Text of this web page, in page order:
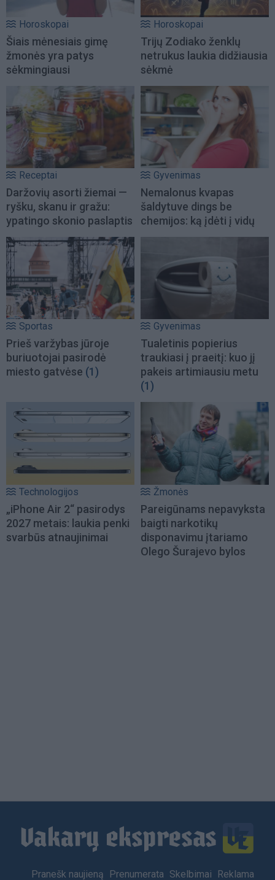
Horoskopai
Šiais mėnesiais gimę
žmonės yra patys
sėkmingiausi
Horoskopai
Trijų Zodiako ženklų
netrukus laukia didžiausia
sėkmė
Receptai
Daržovių asorti žiemai —
ryšku, skanu ir gražu:
ypatingo skonio paslaptis
Gyvenimas
Nemalonus kvapas
šaldytuve dings be
chemijos: ką įdėti į vidų
Sportas
Prieš varžybas jūroje
buriuotojai pasirodė
miesto gatvėse (1)
Gyvenimas
Tualetinis popierius
traukiasi į praeitį: kuo jį
pakeis artimiausiu metu
(1)
Technologijos
„iPhone Air 2“ pasirodys
2027 metais: laukia penki
svarbūs atnaujinimai
Žmonės
Pareigūnams nepavyksta
baigti narkotikų
disponavimu įtariamo
Olego Šurajevo bylos
Footer
Pranešk naujieną Prenumerata Skelbimai Reklama